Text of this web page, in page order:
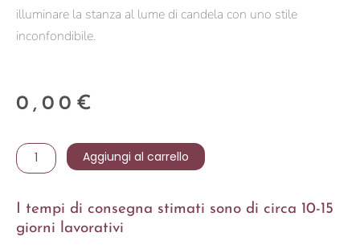
illuminare la stanza al lume di candela con uno stile
inconfondibile.
0,00 €
Portacandele
votivo
ghiaccio
quantità
Aggiungi al carrello
I tempi di consegna stimati sono di circa 10-15
giorni lavorativi